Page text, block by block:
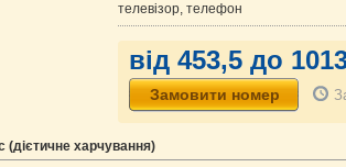
телевізор, телефон
від 453,5 до
(дієтичне харчування)